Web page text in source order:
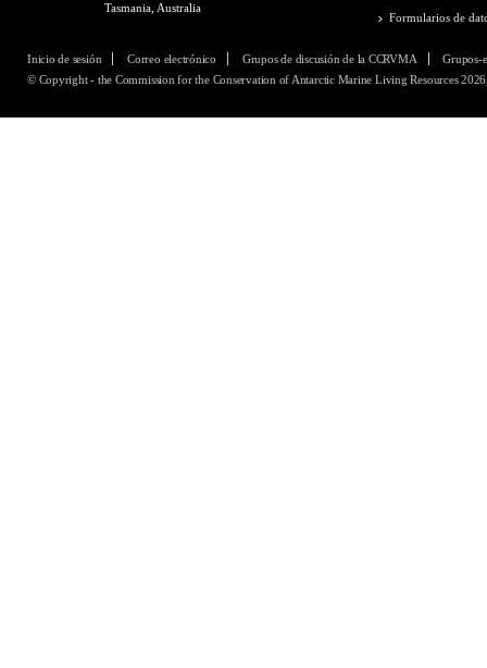
Tasmania, Australia
Formularios de
Inicio de sesión Correo electrónico Grupos de discusión de la CCRVMA
Grupos-
© Copyright - the Commission for the Conservation of Antarctic Marine Living Resources